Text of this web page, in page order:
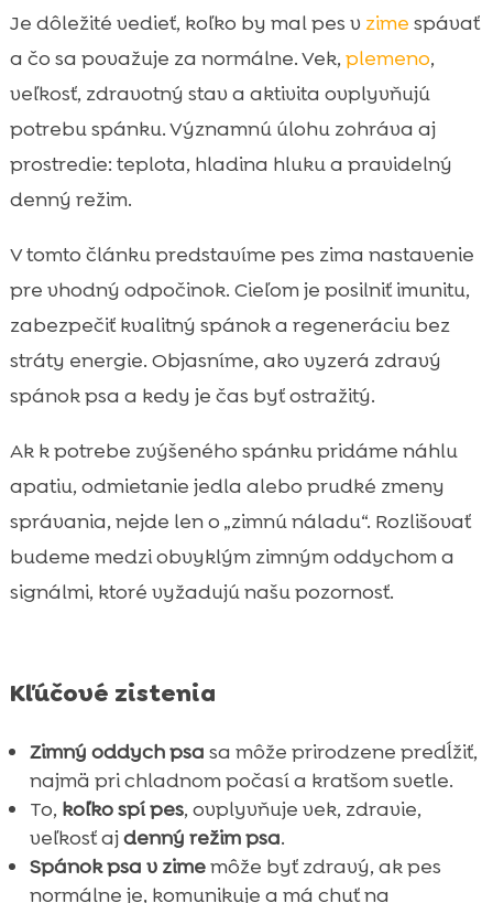
bezpečie a správna hygiena
Aktivita vs. oddych: koľko pohybu
Výživa a spánok: ako jedlo ovplyvňuje
regeneráciu počas zimy
CricksyDog v zime: praktická podpora
spánku cez kvalitné krmivo a doplnky
bezpečné vychádzky
Staršie psy v zime: viac odpočinku, ale aj
viac pozornosti
 Chyby, ktoré robíme pri zimnom oddychu
psa najčastejšie
 FAQ
Je dôležité vedieť, koľko by mal pes v zime spávať
a čo sa považuje za normálne. Vek, plemeno,
veľkosť, zdravotný stav a aktivita ovplyvňujú
potrebu spánku. Významnú úlohu zohráva aj
prostredie: teplota, hladina hluku a pravidelný
denný režim.
V tomto článku predstavíme pes zima nastavenie
pre vhodný odpočinok. Cieľom je posilniť imunitu,
zabezpečiť kvalitný spánok a regeneráciu bez
stráty energie. Objasníme, ako vyzerá zdravý
spánok psa a kedy je čas byť ostražitý.
Ak k potrebe zvýšeného spánku pridáme náhlu
apatiu, odmietanie jedla alebo prudké zmeny
správania, nejde len o „zimnú náladu“. Rozlišovať
budeme medzi obvyklým zimným oddychom a
signálmi, ktoré vyžadujú našu pozornosť.
Kľúčové zistenia
Zimný oddych psa sa môže prirodzene predĺžiť,
najmä pri chladnom počasí a kratšom svetle.
To, koľko spí pes, ovplyvňuje vek, zdravie,
veľkosť ajdenný režim psa.
Spánok psa v zimemôže byť zdravý, ak pes
normálne je, komunikuje a má chuť na